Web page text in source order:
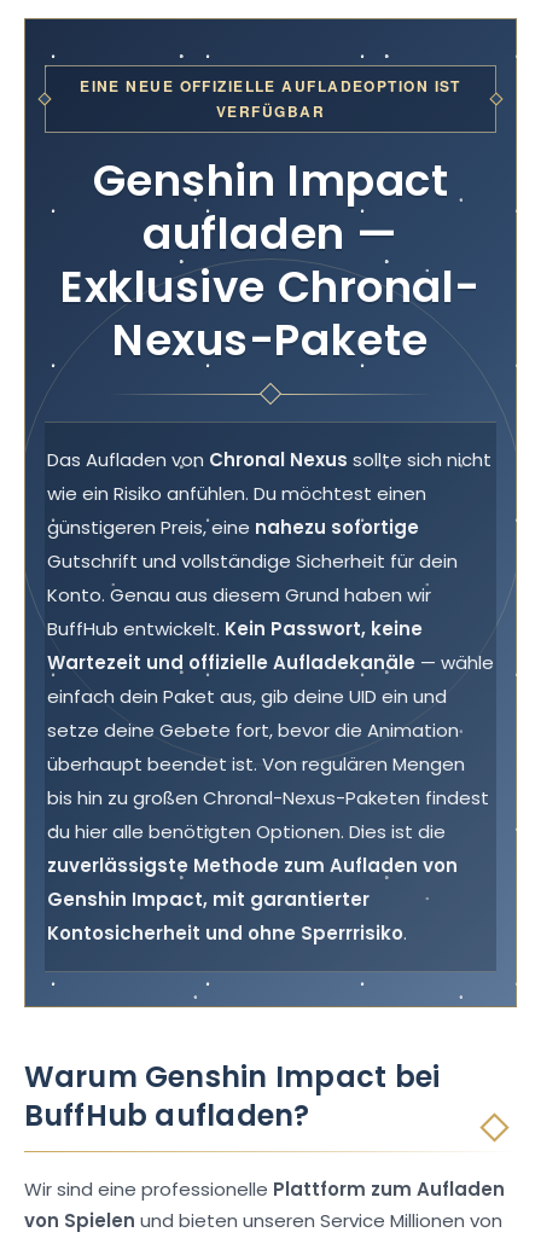
EINE NEUE OFFIZIELLE AUFLADEOPTION IST
VERFÜGBAR
Genshin Impact
aufladen —
Exklusive Chronal-
Nexus-Pakete
Das Aufladen von Chronal Nexus sollte sich nicht
wie ein Risiko anfühlen. Du möchtest einen
günstigeren Preis, eine nahezu sofortige
Gutschrift und vollständige Sicherheit für dein
Konto. Genau aus diesem Grund haben wir
BuffHub entwickelt. Kein Passwort, keine
Wartezeit und offizielle Aufladekanäle — wähle
einfach dein Paket aus, gib deine UID ein und
setze deine Gebete fort, bevor die Animation
überhaupt beendet ist. Von regulären Mengen
bis hin zu großen Chronal-Nexus-Paketen findest
du hier alle benötigten Optionen. Dies ist die
zuverlässigste Methode zum Aufladen von
Genshin Impact, mit garantierter
Kontosicherheit und ohne Sperrrisiko.
Warum Genshin Impact bei
BuffHub aufladen?
Wir sind eine professionelle Plattform zum Aufladen
von Spielen und bieten unseren Service Millionen von